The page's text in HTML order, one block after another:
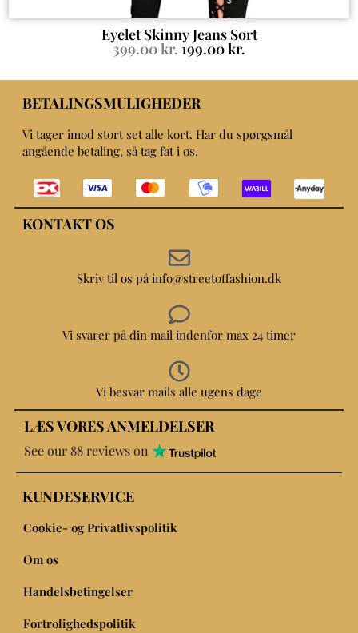
Eyelet Skinny Jeans Sort
399.00kr.199.00kr.
BETALINGSMULIGHEDER
Vi tager imod stort set alle kort. Har du spørgsmål
angående betaling, så tag fat i os.
KONTAKT OS
Skriv til os på info@streetoffashion.dk
Vi svarer på din mail indenfor max 24 timer
Vi besvar mails alle ugens dage
LÆS VORES ANMELDELSER
See our 88 reviews on
KUNDESERVICE
Cookie- og Privatlivspolitik
Om os
Handelsbetingelser
Fortrolighedspolitik